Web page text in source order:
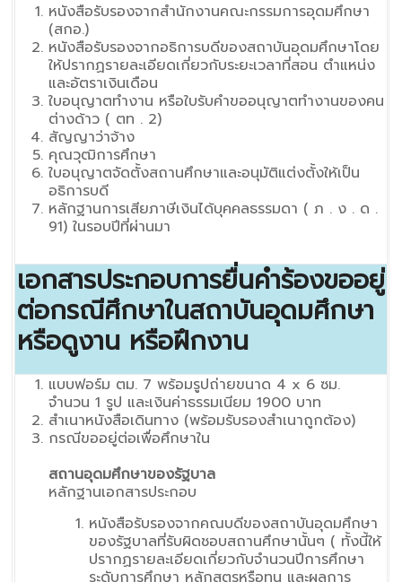
หนังสือรับรองจากสำนักงานคณะกรรมการอุดมศึกษา
(สกอ.)
หนังสือรับรองจากอธิการบดีของสถาบันอุดมศึกษาโดย
ให้ปรากฏรายละเอียดเกี่ยวกับระยะเวลาที่สอน ตำแหน่ง
และอัตราเงินเดือน
ใบอนุญาตทำงาน หรือใบรับคำขออนุญาตทำงานของคน
ต่างด้าว ( ตท . 2)
สัญญาว่าจ้าง
คุณวุฒิการศึกษา
ใบอนุญาตจัดตั้งสถานศึกษาและอนุมัติแต่งตั้งให้เป็น
อธิการบดี
หลักฐานการเสียภาษีเงินได้บุคคลธรรมดา ( ภ . ง . ด .
91) ในรอบปีที่ผ่านมา
เอกสารประกอบการยื่นคำร้องขออยู่
ต่อกรณีศึกษาในสถาบันอุดมศึกษา
หรือดูงาน หรือฝึกงาน
แบบฟอร์ม ตม. 7 พร้อมรูปถ่ายขนาด 4 x 6 ซม.
จำนวน 1 รูป และเงินค่าธรรมเนียม 1900 บาท
สำเนาหนังสือเดินทาง (พร้อมรับรองสำเนาถูกต้อง)
กรณีขออยู่ต่อเพื่อศึกษาใน
สถานอุดมศึกษาของรัฐบาล
หลักฐานเอกสารประกอบ
หนังสือรับรองจากคณบดีของสถาบันอุดมศึกษา
ของรัฐบาลที่รับผิดชอบสถานศึกษานั้นๆ ( ทั้งนี้ให้
ปรากฏรายละเอียดเกี่ยวกับจำนวนปีการศึกษา
ระดับการศึกษา หลักสูตรหรือทุน และผลการ